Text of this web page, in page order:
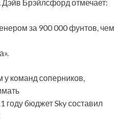
Брэйлсфорд отмечает:
за 900 000 фунтов, чем
команд соперников,
году бюджет Sky составил